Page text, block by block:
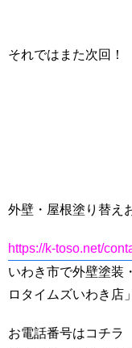
それではまた次回！
外壁・屋根塗り替え
https://k-toso.net/
いわき市で外壁塗装
ロタイムズいわき店
お電話番号はコチラ